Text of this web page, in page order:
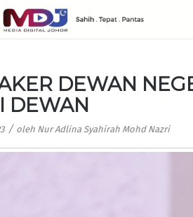
DEWAN
DEWAN
/ oleh Nur Adlina Syahirah Mohd Nazri